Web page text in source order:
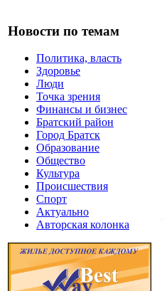
Новости по темам
Политика, власть
Здоровье
Люди
Точка зрения
Финансы и бизнес
Братский район
Город Братск
Образование
Общество
Культура
Происшествия
Спорт
Актуально
Авторская колонка